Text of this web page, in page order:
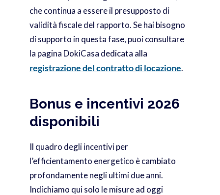
che continua a essere il presupposto di
validità fiscale del rapporto. Se hai bisogno
di supporto in questa fase, puoi consultare
la pagina DokiCasa dedicata alla
registrazione del contratto di locazione.
Bonus e incentivi 2026
disponibili
Il quadro degli incentivi per
l’efficientamento energetico è cambiato
profondamente negli ultimi due anni.
Indichiamo qui solo le misure ad oggi